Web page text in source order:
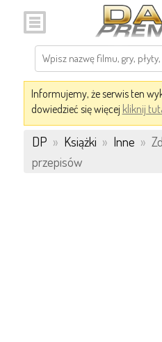
Informujemy, że serwis ten
dowiedzieć się więcej kliknij
DP » Książki » Inne »
przepisów